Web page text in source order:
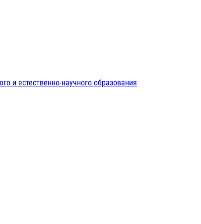
и естественно-научного образования